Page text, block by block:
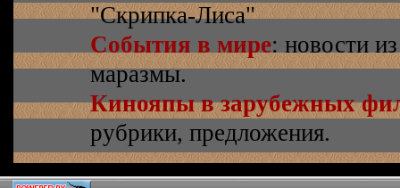
"Скрипка-Лиса"
События в мире: новости
маразмы.
Кинояпы в зарубежных
рубрики, предложения.